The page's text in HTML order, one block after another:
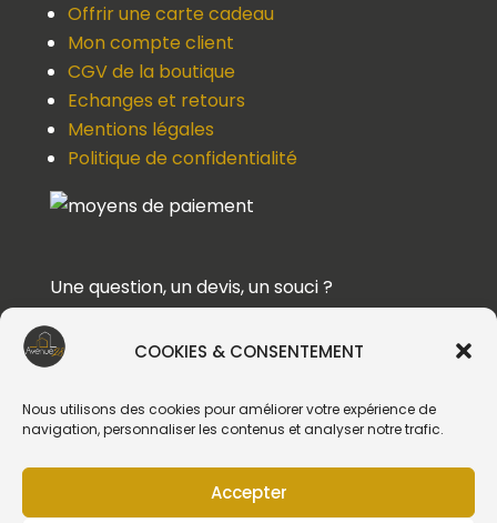
COOKIES & CONSENTEMENT
Nous utilisons des cookies pour améliorer votre expérience de
navigation, personnaliser les contenus et analyser notre trafic.
Accepter
Offrir une carte cadeau
Mon compte client
CGV de la boutique
Echanges et retours
Mentions légales
Politique de confidentialité
Une question, un devis, un souci ?